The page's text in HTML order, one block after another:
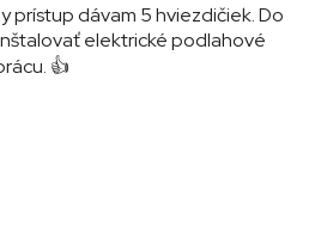
prístup dávam 5 hviezdičiek. Do
elektrické podlahové
👍